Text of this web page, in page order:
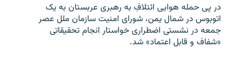
در پی حمله هوایی ائتلافِ به رهبری عربستان به یک
اتوبوس در شمال یمن، شورای امنیت سازمان ملل عصر
جمعه در نشستی اضطراری خواستار انجام تحقیقاتی
«شفاف و قابل اعتماد» شد.